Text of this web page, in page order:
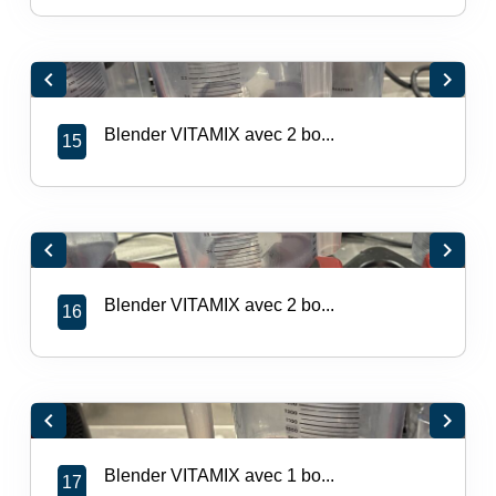
chevron_left chevron_right
15 Blender VITAMIX avec 2 bo...
chevron_left chevron_right
16 Blender VITAMIX avec 2 bo...
chevron_left chevron_right
17 Blender VITAMIX avec 1 bo...